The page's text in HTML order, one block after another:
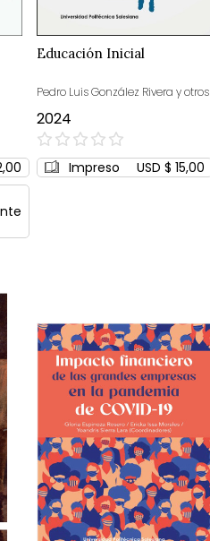
Educación Inicial
Pedro Luis González Rivera y otros
2024
0%
Impreso USD $ 15,00